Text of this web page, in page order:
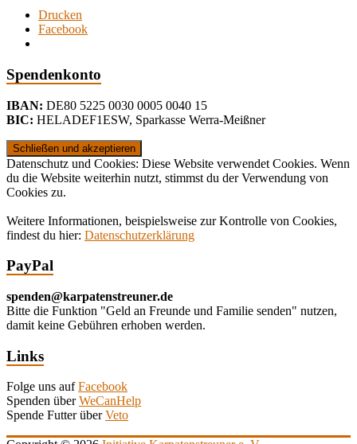
Drucken
Facebook
Spendenkonto
IBAN: DE80 5225 0030 0005 0040 15
BIC: HELADEF1ESW, Sparkasse Werra-Meißner
Datenschutz und Cookies: Diese Website verwendet Cookies. Wenn
du die Website weiterhin nutzt, stimmst du der Verwendung von
Cookies zu.
Weitere Informationen, beispielsweise zur Kontrolle von Cookies,
findest du hier: Datenschutzerklärung
PayPal
spenden@karpatenstreuner.de
Bitte die Funktion "Geld an Freunde und Familie senden" nutzen,
damit keine Gebühren erhoben werden.
Links
Folge uns aufFacebook
Spenden überWeCanHelp
Spende Futter überVeto